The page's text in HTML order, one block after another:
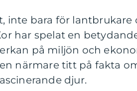
inte bara för lantbrukare
har spelat en
på miljön och
närmare titt på fakta
djur.